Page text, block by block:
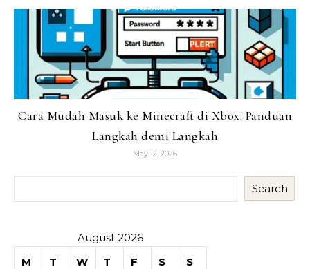
Cara Mudah Masuk ke Minecraft di Xbox: Panduan
Langkah demi Langkah
May 12, 2026
Search
August 2026
M
T W T F S S